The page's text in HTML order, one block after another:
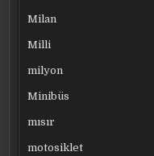
Milan
Milli
milyon
Minibüs
mısır
motosiklet